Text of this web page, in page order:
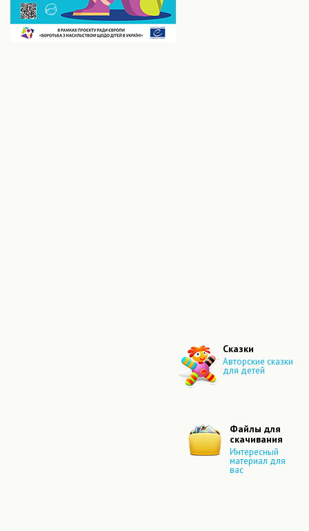
Сказки
Авторские сказки
для детей
Файлы для
скачивания
Интересный
материал для
вас